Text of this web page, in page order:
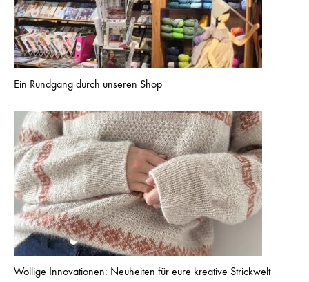
Ein Rundgang durch unseren Shop
Wollige Innovationen: Neuheiten für eure kreative Strickwelt